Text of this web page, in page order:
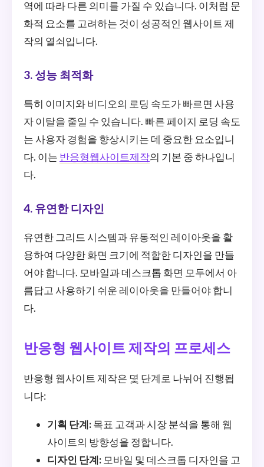
역에 따라 다른 의미를 가질 수 있습니다. 이처럼 문
화적 요소를 고려하는 것이 성공적인 웹사이트 제
작의 열쇠입니다.
3. 성능 최적화
특히 이미지와 비디오의 로딩 속도가 빠르면 사용
자 이탈을 줄일 수 있습니다. 빠른 페이지 로딩 속도
는 사용자 경험을 향상시키는 데 중요한 요소입니
다. 이는 반응형웹사이트제작의 기본 중 하나입니
다.
4. 유연한 디자인
유연한 그리드 시스템과 유동적인 레이아웃을 활
용하여 다양한 화면 크기에 적합한 디자인을 만들
어야 합니다. 모바일과 데스크톱 화면 모두에서 아
름답고 사용하기 쉬운 레이아웃을 만들어야 합니
다.
반응형 웹사이트 제작의 프로세스
반응형 웹사이트 제작은 몇 단계로 나뉘어 진행됩
니다:
기획 단계: 목표 고객과 시장 분석을 통해 웹
사이트의 방향성을 정합니다.
디자인 단계: 모바일 및 데스크톱 디자인을 고